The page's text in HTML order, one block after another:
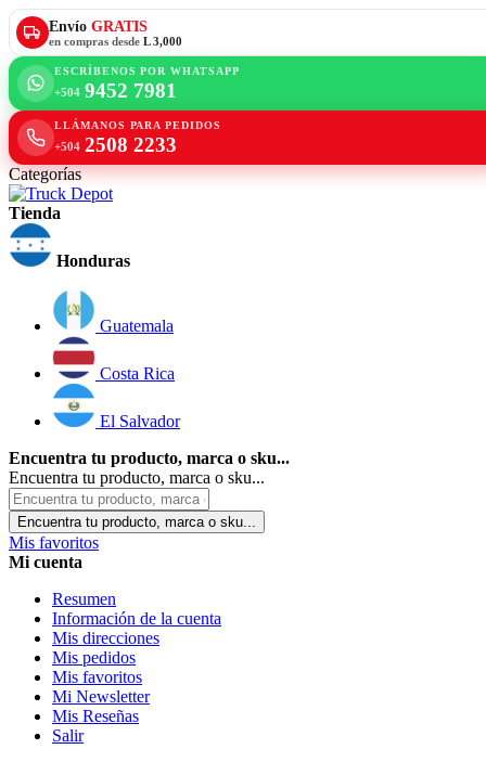
Envío GRATIS
en compras desde L 3,000
ESCRÍBENOS POR WHATSAPP
+504 9452 7981
LLÁMANOS PARA PEDIDOS
+504 2508 2233
Categorías
Tienda
Honduras
Guatemala
Costa Rica
El Salvador
Encuentra tu producto, marca o sku...
Encuentra tu producto, marca o sku...
Encuentra tu producto, marca o sku...
Mis favoritos
Mi cuenta
Resumen
Información de la cuenta
Mis direcciones
Mis pedidos
Mis favoritos
Mi Newsletter
Mis Reseñas
Salir